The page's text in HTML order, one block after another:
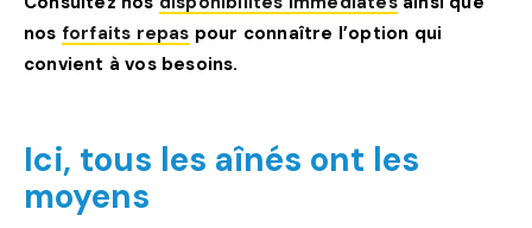
nos forfaits repas pour connaître l’option qui
convient à vos besoins.
Ici, tous les aînés ont les
moyens